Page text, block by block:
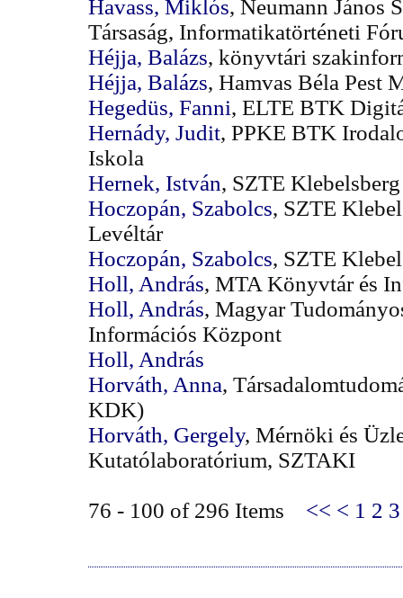
Havass, Miklós, Neumann János
Társaság, Informatikatörténeti
Héjja, Balázs, könyvtári
Héjja, Balázs, Hamvas Béla Pest
Hegedüs, Fanni, ELTE BTK
Hernády, Judit, PPKE BTK
Iskola
Hernek, István, SZTE
Hoczopán, Szabolcs, SZTE
Levéltár
Hoczopán, Szabolcs, SZTE
Holl, András, MTA Könyvtár és
Holl, András, Magyar
Információs Központ
Holl, András
Horváth, Anna,
KDK)
Horváth, Gergely, Mérnöki és
Kutatólaboratórium, SZTAKI
76 - 100 of 296 Items << < 1 2 3